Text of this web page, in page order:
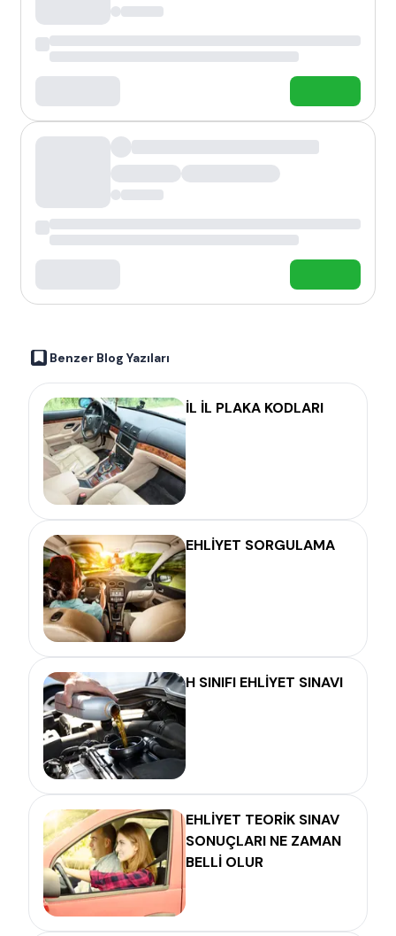
Benzer Blog Yazıları
İL İL PLAKA KODLARI
EHLİYET SORGULAMA
H SINIFI EHLİYET SINAVI
EHLİYET TEORİK SINAV
SONUÇLARI NE ZAMAN
BELLİ OLUR